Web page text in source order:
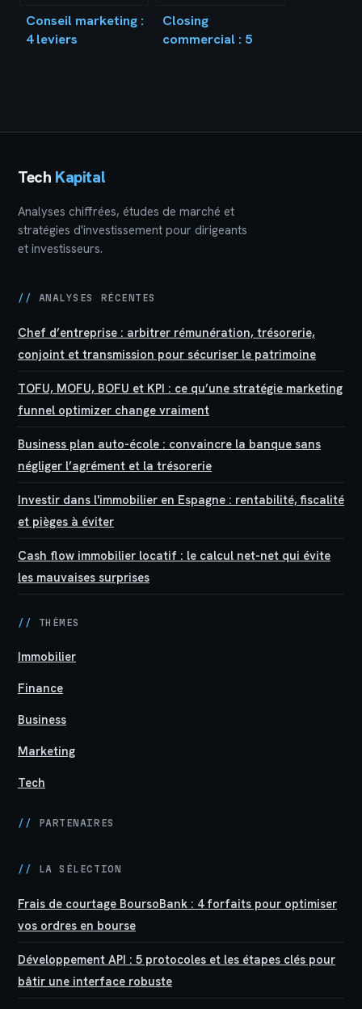
Conseil marketing :
4 leviers
Closing
commercial : 5
signature
Tech Kapital
Analyses chiffrées, études de marché et
stratégies d'investissement pour dirigeants
et investisseurs.
// ANALYSES RÉCENTES
Chef d’entreprise : arbitrer rémunération, trésorerie,
conjoint et transmission pour sécuriser le patrimoine
TOFU, MOFU, BOFU et KPI : ce qu’une stratégie marketing
funnel optimizer change vraiment
Business plan auto-école : convaincre la banque sans
négliger l’agrément et la trésorerie
Investir dans l'immobilier en Espagne : rentabilité, fiscalité
et pièges à éviter
Cash flow immobilier locatif : le calcul net-net qui évite
les mauvaises surprises
// THÈMES
Immobilier
Finance
Business
Marketing
Tech
// PARTENAIRES
// LA SÉLECTION
Frais de courtage BoursoBank : 4 forfaits pour optimiser
vos ordres en bourse
Développement API : 5 protocoles et les étapes clés pour
bâtir une interface robuste